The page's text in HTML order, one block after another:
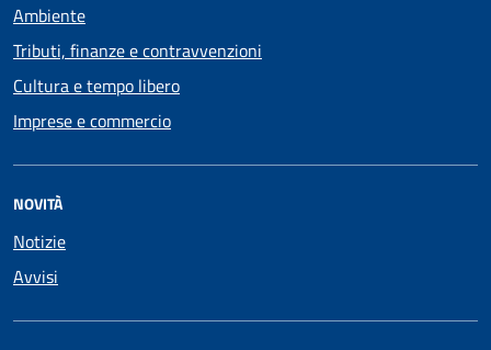
Ambiente
Tributi, finanze e contravvenzioni
Cultura e tempo libero
Imprese e commercio
NOVITÀ
Notizie
Avvisi